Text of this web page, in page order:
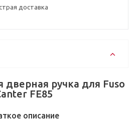
доставка
дверная ручка для Fuso
FE85
описание